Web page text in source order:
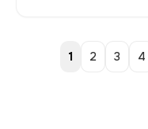
1 2 3 4